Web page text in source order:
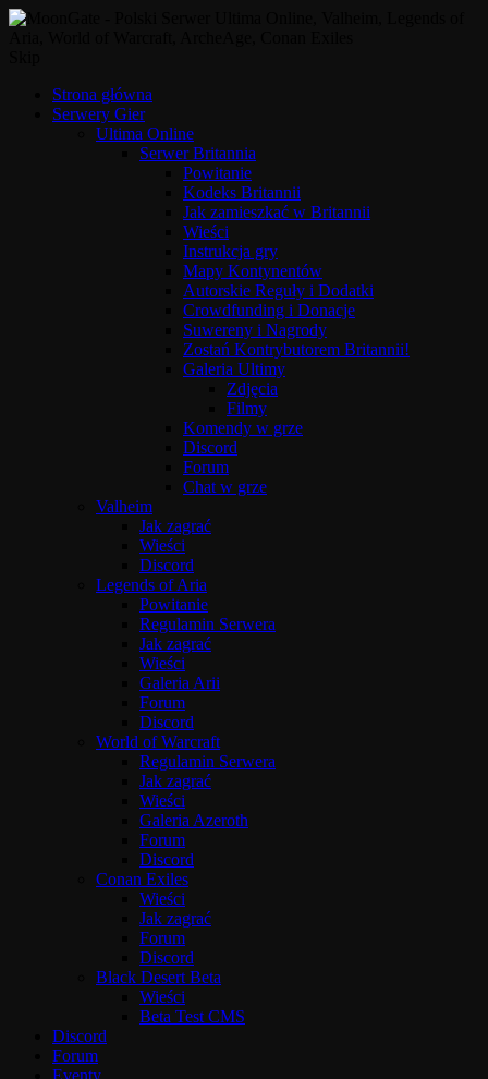
Strona główna
Serwery Gier
Ultima Online
Serwer Britannia
Powitanie
Kodeks Britannii
Jak zamieszkać w Britannii
Wieści
Instrukcja gry
Mapy Kontynentów
Autorskie Reguły i Dodatki
Crowdfunding i Donacje
Suwereny i Nagrody
Zostań Kontrybutorem Britannii!
Galeria Ultimy
Zdjęcia
Filmy
Komendy w grze
Discord
Forum
Chat w grze
Valheim
Jak zagrać
Wieści
Discord
Legends of Aria
Powitanie
Regulamin Serwera
Jak zagrać
Wieści
Galeria Arii
Forum
Discord
World of Warcraft
Regulamin Serwera
Jak zagrać
Wieści
Galeria Azeroth
Forum
Discord
Conan Exiles
Wieści
Jak zagrać
Forum
Discord
Black Desert Beta
Wieści
Beta Test CMS
Discord
Forum
Eventy